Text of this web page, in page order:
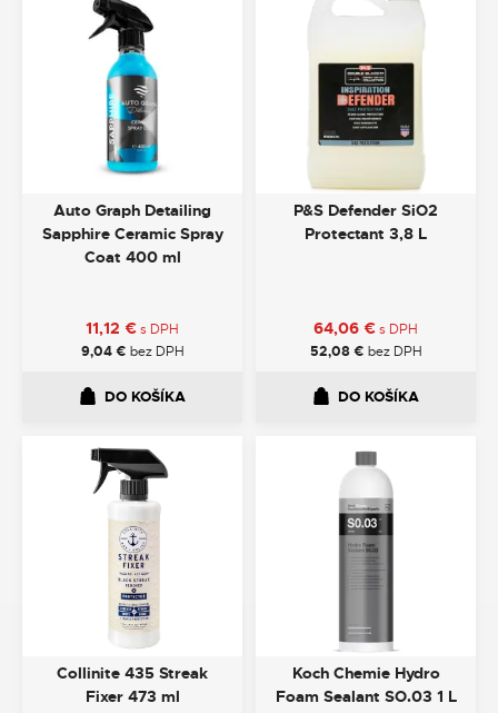
Auto Graph Detailing
Sapphire Ceramic Spray
Coat 400 ml
11,12 €s DPH
9,04€ bez DPH
DO KOŠÍKA
P&S Defender SiO2
Protectant 3,8 L
64,06 €s DPH
52,08€ bez DPH
DO KOŠÍKA
Collinite 435 Streak
Fixer 473 ml
Koch Chemie Hydro
Foam Sealant SO.03 1 L